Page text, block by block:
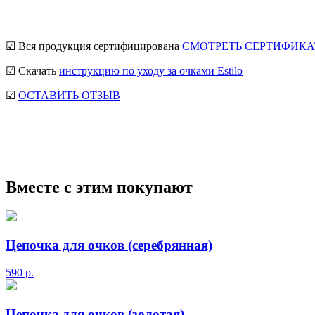
☑ Вся продукция сертифицирована СМОТРЕТЬ
☑ Скачать инструкцию по уходу за очками Estilo
☑ ОСТАВИТЬ ОТЗЫВ
Вместе с этим покупают
Цепочка для очков (серебрянная)
590 р.